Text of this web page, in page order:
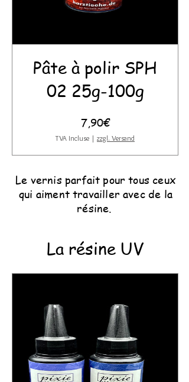
Pâte à polir SPH
02 25g-100g
7,90€Prix
TVA Incluse | zzgl. Versand
Le vernis parfait pour tous ceux
qui aiment travailler avec de la
résine.
La résine UV